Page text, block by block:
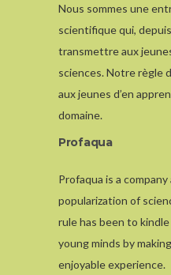
Nous sommes une
scientifique qui,
transmettre aux
sciences. Notre règle
aux jeunes d’en
domaine.
Profaqua
Profaqua is a
popularization of
rule has been to
young minds by
enjoyable experience.